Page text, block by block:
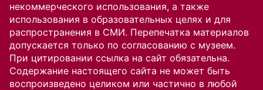
некоммерческого использования, а также
использования в образовательных целях и для
распространения в СМИ. Перепечатка материалов
допускается только по согласованию с музеем.
При цитировании ссылка на сайт обязательна.
Содержание настоящего сайта не может быть
воспроизведено целиком или частично в любой